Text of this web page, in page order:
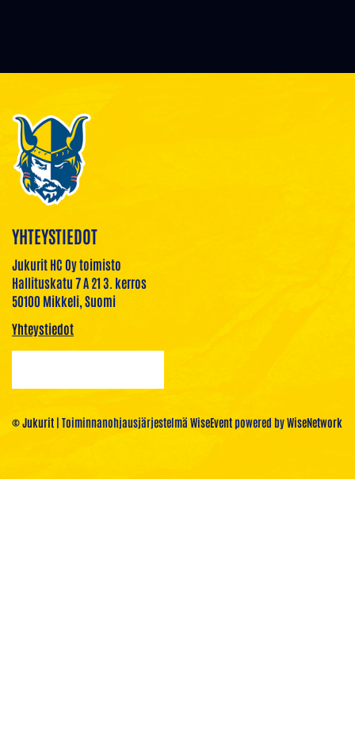
YHTEYSTIEDOT
Jukurit HC Oy toimisto
Hallituskatu 7 A 21 3. kerros
50100 Mikkeli, Suomi
Yhteystiedot
© Jukurit | Toiminnanohjausjärjestelmä WiseEventpowered byWiseNetwork